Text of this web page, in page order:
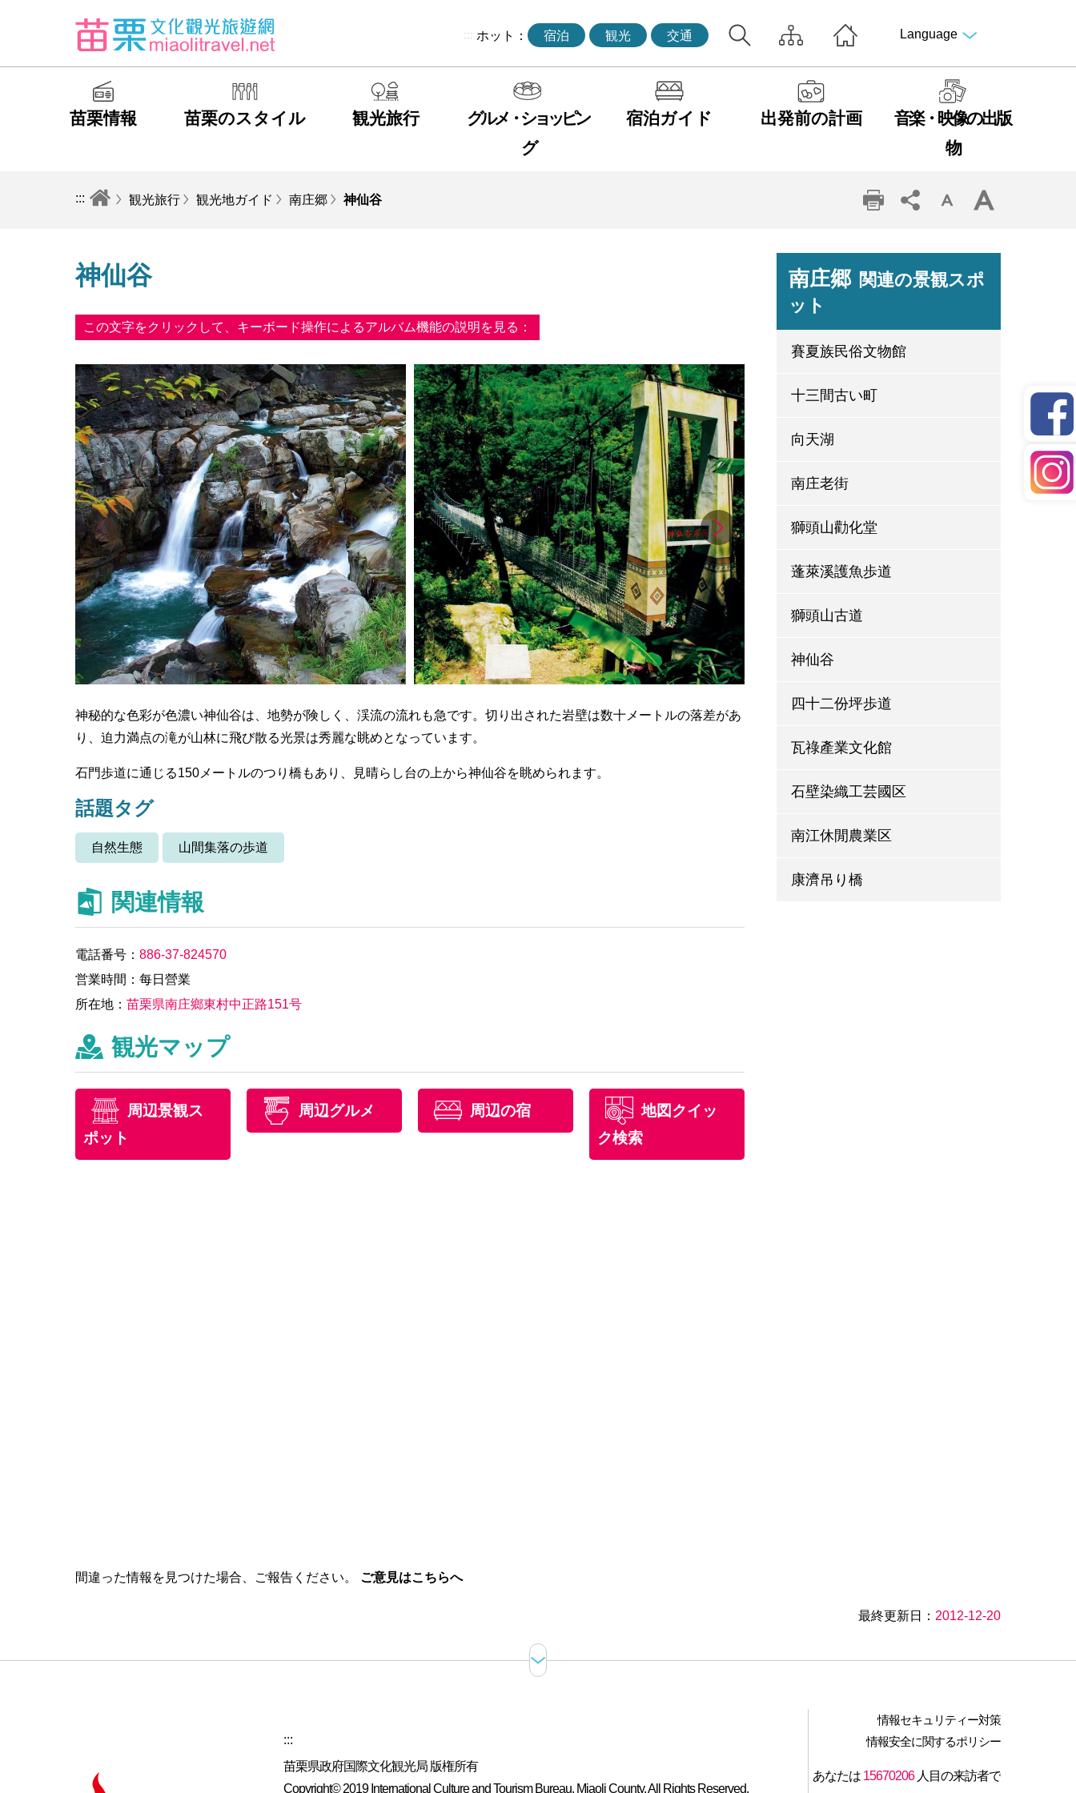
::: ホット： 宿泊 観光 交通 Language
苗栗情報 苗栗のスタイル 観光旅行
グルメ・ショッピン
グ
宿泊ガイド 出発前の計画
音楽・映像の出版
物
::: 観光旅行 観光地ガイド 南庄郷 神仙谷
神仙谷
この文字をクリックして、キーボード操作によるアルバム機能の説明を見る：
神秘的な色彩が色濃い神仙谷は、地勢が険しく、渓流の流れも急です。切り出された岩壁は数十メートルの落差があ
り、迫力満点の滝が山林に飛び散る光景は秀麗な眺めとなっています。
石門歩道に通じる150メートルのつり橋もあり、見晴らし台の上から神仙谷を眺められます。
話題タグ
自然生態 山間集落の歩道
関連情報
電話番号：886-37-824570
営業時間：每日營業
所在地：苗栗県南庄鄉東村中正路151号
観光マップ
周辺景観ス
ポット
周辺グルメ 周辺の宿
地図クイッ
ク検索
南庄郷 関連の景観スポ
ット
賽夏族民俗文物館
十三間古い町
向天湖
南庄老街
獅頭山勸化堂
蓬萊溪護魚歩道
獅頭山古道
神仙谷
四十二份坪歩道
瓦祿產業文化館
石壁染織工芸國区
南江休閒農業区
康濟吊り橋
間違った情報を見つけた場合、ご報告ください。 ご意見はこちらへ
最終更新日： 2012-12-20
:::
苗栗県政府国際文化観光局 版権所有
Copyright© 2019 International Culture and Tourism Bureau, Miaoli County. All Rights Reserved.
情報セキュリティー対策
情報安全に関するポリシー
あなたは 15670206人目の来訪者で